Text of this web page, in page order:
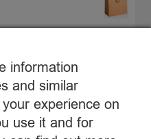
information
and similar
experience on
use it and for